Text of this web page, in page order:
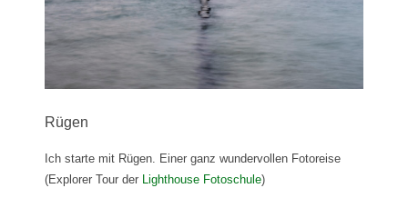
Rügen
Ich starte mit Rügen. Einer ganz wundervollen Fotoreise
(Explorer Tour der Lighthouse Fotoschule)